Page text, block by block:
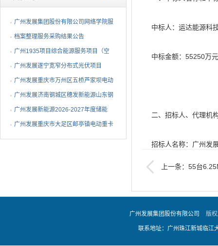
中标人：运达能源科
中标金额：55250万元
二、招标人、代理机
招标人名称：广州发
招标人单位联系人：
代理机构名称：北京
上一条：55台
广州发展集团股份有限公司网络学院服
务采购结果公告
档案整理服务采购结果公告
广州1935项目综合能源服务项目（空
调系统部分）EPC总承包...
广州发展遂宁宽窄分布式光伏项目
EPC总承包中标公告
广州发展重庆市万州区五桥芦家坝电动
重卡充电站一期项目E...
广州发展济南钢城区穗发新能源山东钢
铁股份有限公司分布式...
广州发展新能源2026-2027年度储能
EMS设备ODM代工采购中标公告
广州发展重庆市大足区邮亭镇电动重卡
充电站项目EPC总承包...
广州发展集团股份有限公司 版
联系地址：广州珠江新城临江